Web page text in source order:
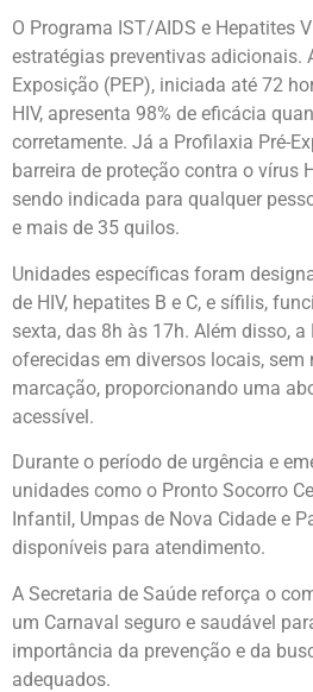
O Programa IST/AIDS e Hepatites
estratégias preventivas adicionais.
Exposição (PEP), iniciada até 72
HIV, apresenta 98% de eficácia
corretamente. Já a Profilaxia Pré-
barreira de proteção contra o vírus
sendo indicada para qualquer
e mais de 35 quilos.
Unidades específicas foram
de HIV, hepatites B e C, e sífilis,
sexta, das 8h às 17h. Além disso, a
oferecidas em diversos locais, sem
marcação, proporcionando uma
acessível.
Durante o período de urgência e
unidades como o Pronto Socorro
Infantil, Umpas de Nova Cidade e
disponíveis para atendimento.
A Secretaria de Saúde reforça o
um Carnaval seguro e saudável
importância da prevenção e da
adequados.